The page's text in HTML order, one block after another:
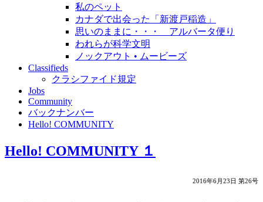
私のペット
カナダで出会った「新渡戸稲造」
思いのままに・・・ アルバータ便り
われらが科学文明
ノックアウト • ムービーズ
Classifieds
クラシファイド規定
Jobs
Community
バックナンバー
Hello! COMMUNITY
Hello! COMMUNITY １
2016年6月23日 第26号